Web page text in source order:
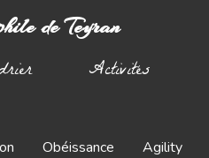
de Teyran
Activités
Obéissance
Agility